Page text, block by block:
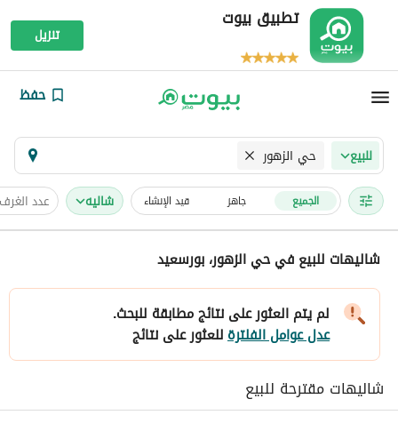
تطبيق بيوت
تنزيل
حفظ
للبيع حي الزهور
الجميع جاهز قيد الإنشاء شاليه عدد الغرف
شاليهات للبيع في حي الزهور، بورسعيد
لم يتم العثور على نتائج مطابقة للبحث.
عدل عوامل الفلترةللعثور على نتائج
شاليهات مقترحة للبيع